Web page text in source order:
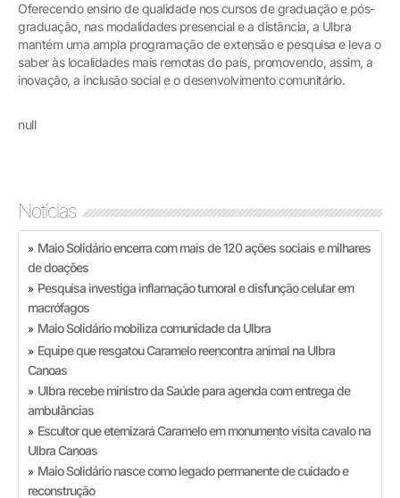
Oferecendo ensino de qualidade nos cursos de graduação e pós-
graduação, nas modalidades presencial e a distância, a Ulbra
mantém uma ampla programação de extensão e pesquisa e leva o
saber às localidades mais remotas do país, promovendo, assim, a
inovação, a inclusão social e o desenvolvimento comunitário.
null
Notícias
» Maio Solidário encerra com mais de 120 ações sociais e milhares
de doações
» Pesquisa investiga inflamação tumoral e disfunção celular em
macrófagos
» Maio Solidário mobiliza comunidade da Ulbra
» Equipe que resgatou Caramelo reencontra animal na Ulbra
Canoas
» Ulbra recebe ministro da Saúde para agenda com entrega de
ambulâncias
» Escultor que eternizará Caramelo em monumento visita cavalo na
Ulbra Canoas
» Maio Solidário nasce como legado permanente de cuidado e
reconstrução